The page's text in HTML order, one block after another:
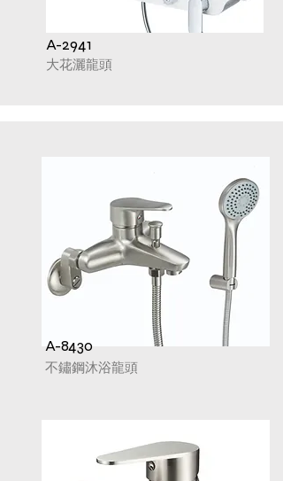
A-2941
​大花灑龍頭
A-8430
不鏽鋼沐浴龍頭